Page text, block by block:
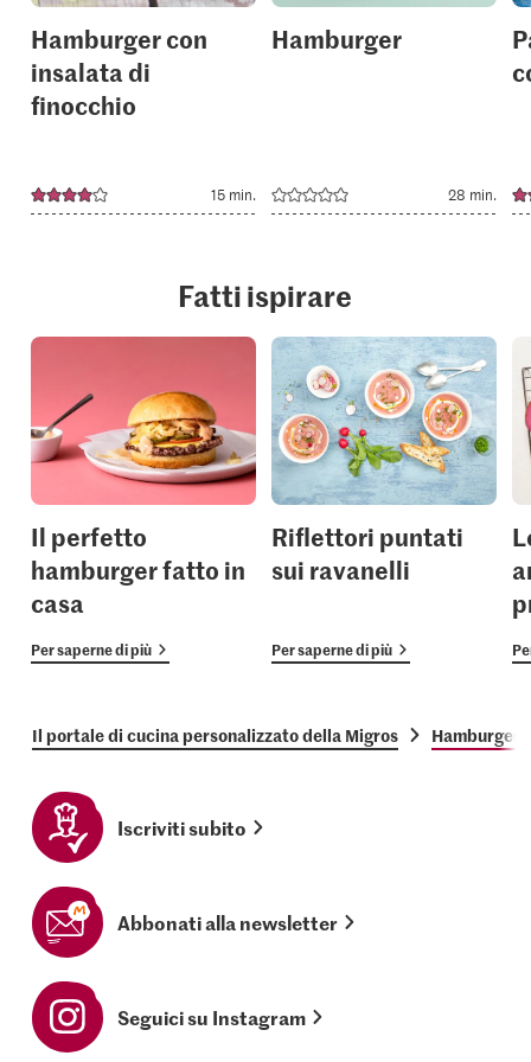
Hamburger con
insalata di
finocchio
15 min.
Hamburger
28 min.
Fatti ispirare
Il perfetto
hamburger fatto in
casa
Per saperne di più
Riflettori puntati
sui ravanelli
Per saperne di più
Il portale di cucina personalizzato della Migros Hamburger
Iscriviti subito
Abbonati alla newsletter
Seguici su Instagram